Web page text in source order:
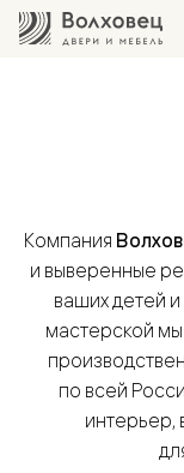
Компания
и выверенные
ваших детей
мастерской
по всей
интерьер,